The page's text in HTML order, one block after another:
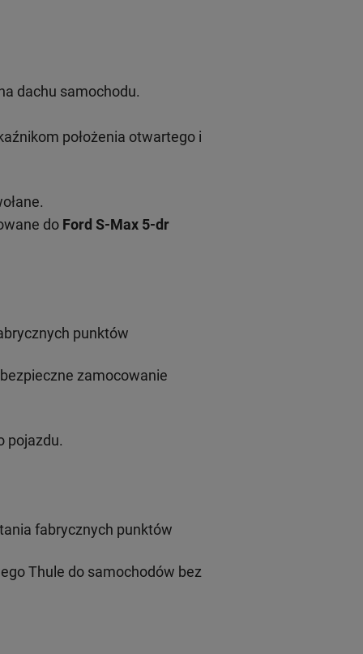
dachu samochodu.
położenia otwartego i
doFord S-Max 5-dr
punktów
zamocowanie
pojazdu.
fabrycznych punktów
Thule do samochodów bez